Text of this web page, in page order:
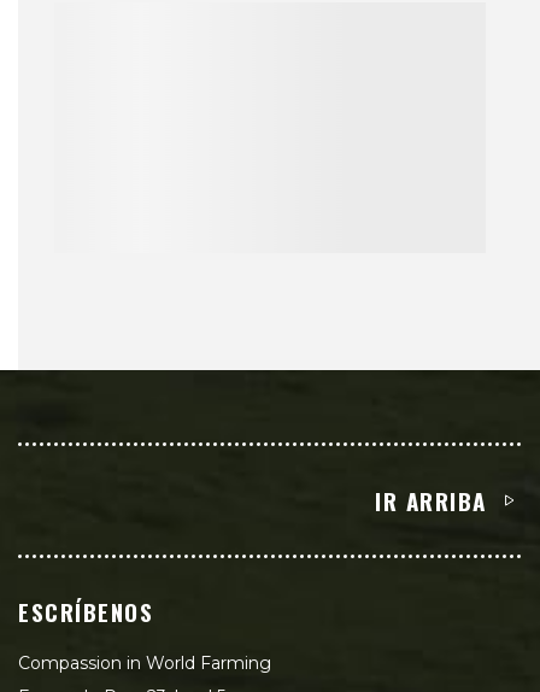
IR ARRIBA
ESCRÍBENOS
Compassion in World Farming